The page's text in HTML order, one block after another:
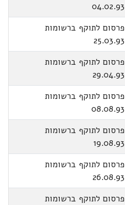
04.02.93
פרסום לתוקף ברשומות
25.03.93
פרסום לתוקף ברשומות
29.04.93
פרסום לתוקף ברשומות
08.08.93
פרסום לתוקף ברשומות
19.08.93
פרסום לתוקף ברשומות
26.08.93
פרסום לתוקף ברשומות